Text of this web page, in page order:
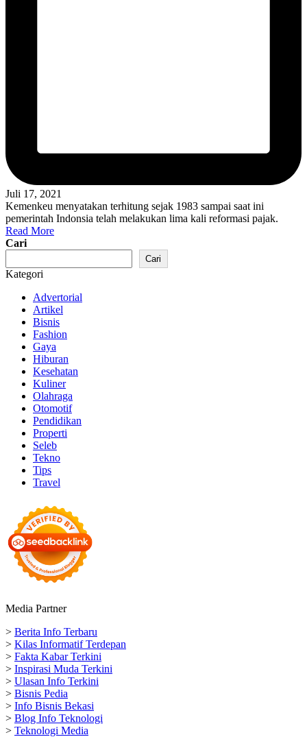
Juli 17, 2021
Kemenkeu menyatakan terhitung sejak 1983 sampai saat ini
pemerintah Indonsia telah melakukan lima kali reformasi pajak.
Read More
Cari
Cari
Kategori
Advertorial
Artikel
Bisnis
Fashion
Gaya
Hiburan
Kesehatan
Kuliner
Olahraga
Otomotif
Pendidikan
Properti
Seleb
Tekno
Tips
Travel
Media Partner
> Berita Info Terbaru
> Kilas Informatif Terdepan
> Fakta Kabar Terkini
> Inspirasi Muda Terkini
> Ulasan Info Terkini
> Bisnis Pedia
> Info Bisnis Bekasi
> Blog Info Teknologi
> Teknologi Media